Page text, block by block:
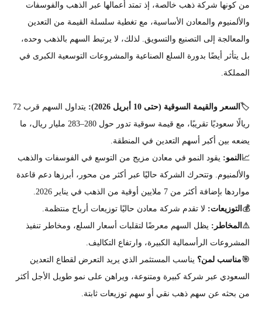
من كونها شركة ذهب خالصة، إذ تمتد أعمالها عبر الذهب والفوسفات
والألمنيوم والمعادن الأساسية، مع تغطية سلسلة القيمة من التعدين
والمعالجة إلى التصنيع والتسويق. لذلك، لا يرتبط السهم بالذهب وحده،
بل يتأثر أيضًا بدورة السلع الصناعية والمشروعات التوسعية الكبرى في
المملكة.
🏷️ السعر والقيمة السوقية (حتى 10 أبريل 2026):
يتداول السهم قرب 72
ريالًا سعوديًا تقريبًا، مع قيمة سوقية تدور حول 280–283 مليار ريال، ما
يضعه بين أكبر أسهم التعدين في المنطقة.
📈 النمو: يقود النمو في معادن مزيج من التوسع في الفوسفات والذهب
والألمنيوم. وتتحرك الشركة حاليًا عبر أكثر من محور، أبرزها دعم قاعدة
مواردها بإضافة أكثر من 7 ملايين أوقية من الذهب في يناير 2026.
💰 التوزيعات: لا تقدم شركة معادن حاليًا توزيعات أرباح منتظمة.
⚠️ المخاطر: يظل السهم معرضًا لتقلبات أسعار السلع، ومخاطر تنفيذ
المشروعات الرأسمالية الكبيرة، وارتفاع التكاليف.
🎯مناسب لمن؟ يناسب المستثمر الذي يريد التعرض لقطاع التعدين
السعودي عبر شركة كبيرة ومتنوعة، ويراهن على نمو طويل الأجل أكثر
من بحثه عن سهم ذهب نقي أو سهم توزيعات ثابتة.